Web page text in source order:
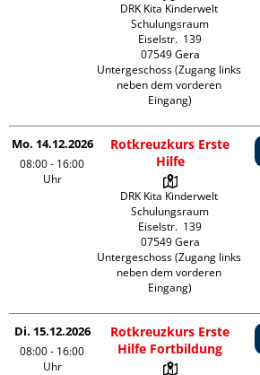
DRK Kita Kinderwelt
Schulungsraum
Eiselstr.  139
07549 Gera
Untergeschoss (Zugang links
neben dem vorderen
Eingang)
Mo. 14.12.2026
08:00 - 16:00
Uhr
Rotkreuzkurs Erste
Hilfe
DRK Kita Kinderwelt
Schulungsraum
Eiselstr.  139
07549 Gera
Untergeschoss (Zugang links
neben dem vorderen
Eingang)
Di. 15.12.2026
08:00 - 16:00
Uhr
Rotkreuzkurs Erste
Hilfe Fortbildung